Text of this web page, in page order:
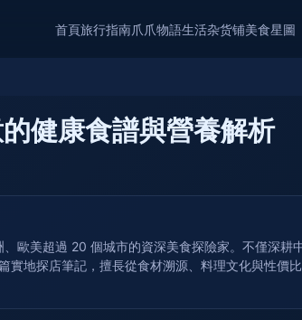
首頁旅行指南爪爪物語生活杂货铺美食星圖
健康食譜與營養解析
歐美超過 20 個城市的資深美食探險家。不僅深
地探店筆記，擅長從食材溯源、料理文化與性價